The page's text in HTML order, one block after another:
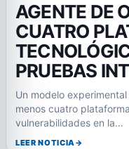
AGENTE DE
CUATRO
PRUEBAS
Un modelo
menos cuatro
vulnerabilidades en la…
LEER NOTICIA